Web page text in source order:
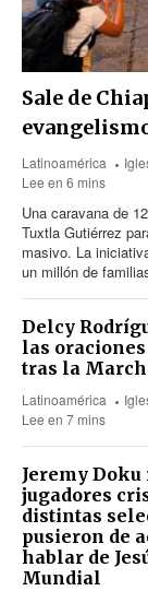
Sale de
Latinoamérica
Lee en 6 mins
Una caravana de
Tuxtla Gutiérrez
masivo. La
un millón de
Delcy
las
tras la
Latinoamérica
Lee en 7 mins
Jeremy
jugadores
distintas
pusieron de
hablar de
Mundial